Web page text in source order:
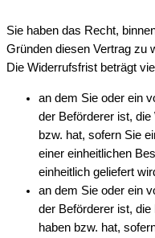
Sie haben das Recht,
Gründen diesen Vertrag zu
Die Widerrufsfrist beträgt
an dem Sie oder ein
der Beförderer ist,
bzw. hat, sofern Sie
einer einheitlichen
einheitlich geliefert
an dem Sie oder ein
der Beförderer ist,
haben bzw. hat,